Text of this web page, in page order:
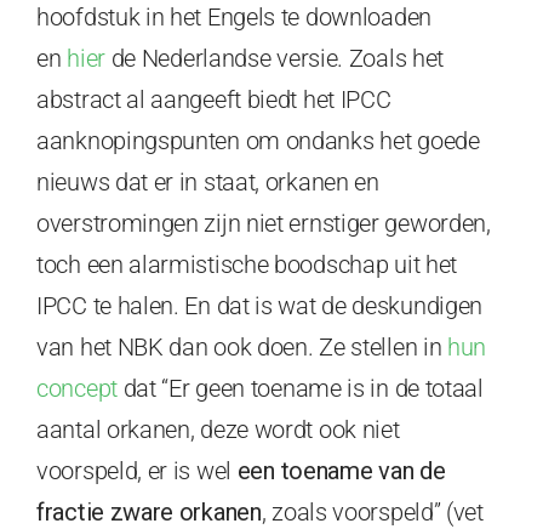
hoofdstuk in het Engels te downloaden
en hierde Nederlandse versie. Zoals het
abstract al aangeeft biedt het IPCC
aanknopingspunten om ondanks het goede
nieuws dat er in staat, orkanen en
overstromingen zijn niet ernstiger geworden,
toch een alarmistische boodschap uit het
IPCC te halen. En dat is wat de deskundigen
van het NBK dan ook doen. Ze stellen in hun
conceptdat “Er geen toename is in de totaal
aantal orkanen, deze wordt ook niet
voorspeld, er is wel een toename van de
fractie zware orkanen, zoals voorspeld” (vet